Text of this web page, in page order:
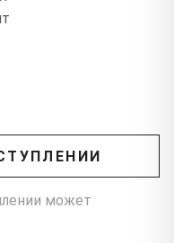
может